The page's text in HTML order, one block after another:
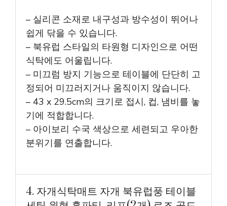
– 실리콘 소재로 내구성과 방수성이 뛰어나
쉽게 닦을 수 있습니다.
– 북유럽 스타일의 타원형 디자인으로 어떤
식탁에도 어울립니다.
– 미끄럼 방지 기능으로 테이블에 단단히 고
정되어 미끄러지거나 움직이지 않습니다.
– 43 x 29.5cm의 크기로 접시, 컵, 냄비를 놓
기에 적합합니다.
– 아이보리 수국 색상으로 세련되고 우아한
분위기를 연출합니다.
4. 자개식탁매트 자개 북유럽풍 테이블